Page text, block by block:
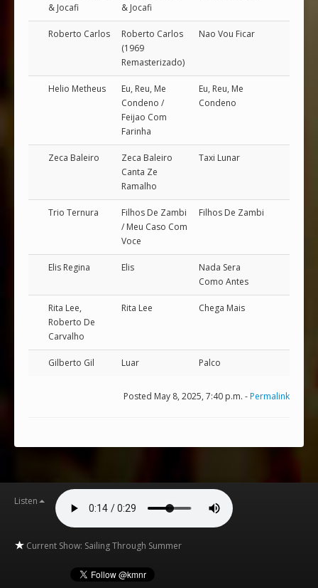
& Jocafi
& Jocafi
Roberto Carlos
Roberto Carlos
(1969
Remasterizado)
Nao Vou Ficar
Helio Metheus
Eu, Reu, Me
Condeno /
Feijao Com
Farinha
Eu, Reu, Me
Condeno
Zeca Baleiro
Zeca Baleiro
Canta Ze
Ramalho
Taxi Lunar
Trio Ternura
Filhos De Zambi
/ Meu Caso Com
Voce
Filhos De Zambi
Elis Regina Elis
Nada Sera
Como Antes
Rita Lee,
Roberto De
Carvalho
Rita Lee Chega Mais
Gilberto Gil Luar Palco
Posted May 8, 2025, 7:40 p.m. -Permalink
Listen
Current Show: Sailing Through Summer